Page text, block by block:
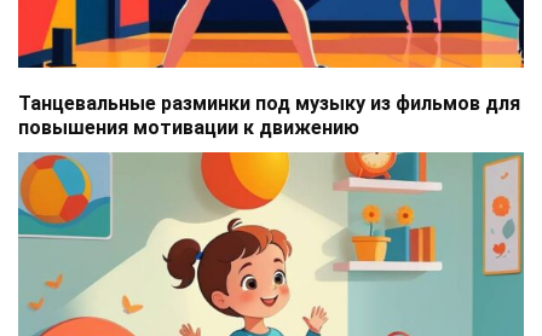
Танцевальные разминки под музыку из фильмов для
повышения мотивации к движению